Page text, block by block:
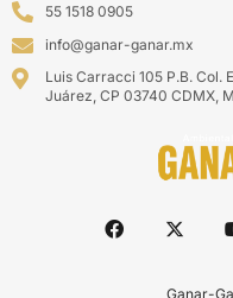
55 1518 0905
info@ganar-ganar.mx
Luis Carracci 105 P.B. Col.
Juárez, CP 03740 CDMX,
Ganar-